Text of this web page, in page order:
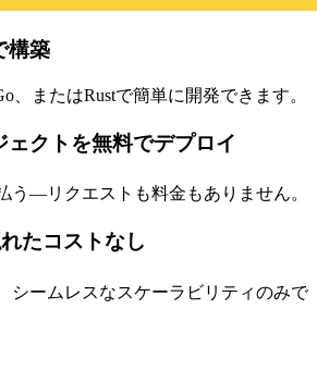
構築
、またはRustで簡単に開発できます。
ェクトを無料でデプロイ
う—リクエストも料金もありません。
たコストなし
シームレスなスケーラビリティのみで